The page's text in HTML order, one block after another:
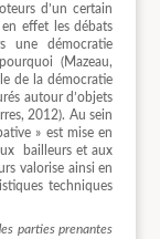
d’un certain
effet les débats
une démocratie
(Mazeau,
de la démocratie
autour d’objets
2012). Au sein
» est mise en
bailleurs et aux
valorise ainsi en
techniques
parties prenantes